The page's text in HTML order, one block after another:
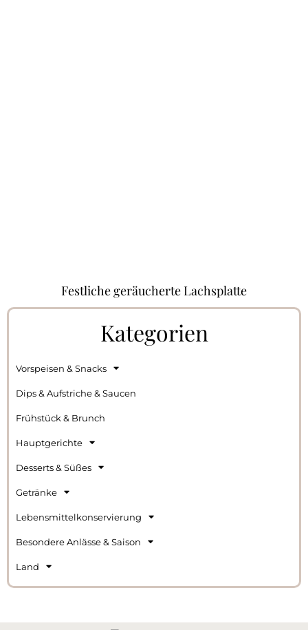
Festliche geräucherte Lachsplatte
Kategorien
Vorspeisen & Snacks
Dips & Aufstriche & Saucen
Frühstück & Brunch
Hauptgerichte
Desserts & Süßes
Getränke
Lebensmittelkonservierung
Besondere Anlässe & Saison
Land